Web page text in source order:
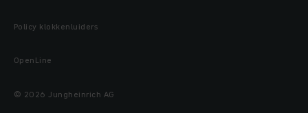
Policy klokkenluiders
OpenLine
© 2026 Jungheinrich AG